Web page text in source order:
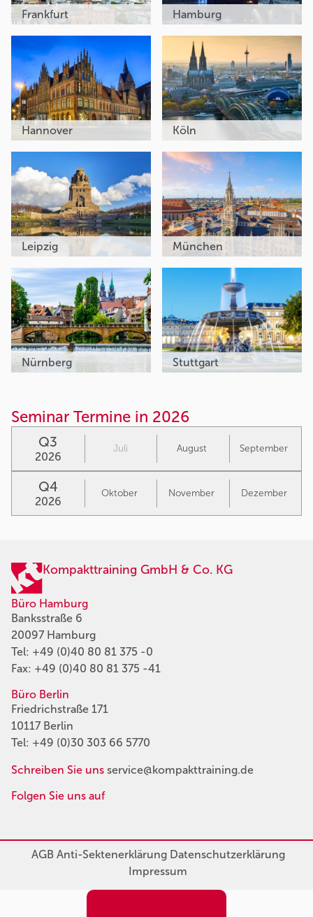
Frankfurt Hamburg
Hannover Köln
Leipzig München
Nürnberg Stuttgart
Seminar Termine in 2026
Q3
2026
Juli August September
Q4
2026
Oktober November Dezember
Kompakttraining GmbH & Co. KG
Büro Hamburg
Banksstraße 6
20097 Hamburg
Tel: +49 (0)40 80 81 375 -0
Fax: +49 (0)40 80 81 375 -41
Büro Berlin
Friedrichstraße 171
10117 Berlin
Tel: +49 (0)30 303 66 5770
Schreiben Sie uns service@kompakttraining.de
Folgen Sie uns auf
AGBAnti-SektenerklärungDatenschutzerklärung
Impressum